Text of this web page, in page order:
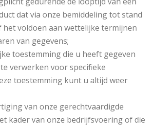
dat via onze bemiddeling tot stand
het voldoen aan wettelijke termijnen
van gegevens;
toestemming die u heeft gegeven
verwerken voor specifieke
toestemming kunt u altijd weer
van onze gerechtvaardigde
kader van onze bedrijfsvoering of die